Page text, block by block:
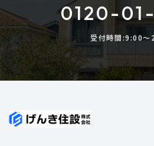
0120-
受付時間:9:00〜